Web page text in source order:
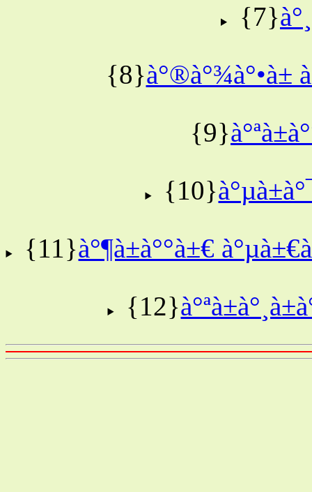
{7}
{8}à°®à°¾à°•à±
{9}
{10}
{11}à°¶à±à°°à±€
{12}